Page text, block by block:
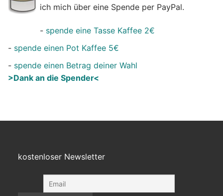
ich mich über eine Spende per PayPal.
- spende eine Tasse Kaffee 2€
- spende einen Pot Kaffee 5€
- spende einen Betrag deiner Wahl
>Dank an die Spender<
kostenloser Newsletter